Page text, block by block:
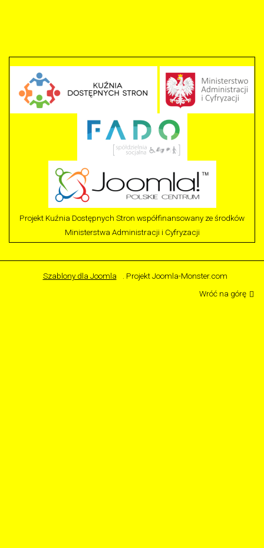
Projekt Kuźnia Dostępnych Stron współfinansowany ze środków
Ministerstwa Administracji i Cyfryzacji
Szablony dla Joomla
. Projekt Joomla-Monster.com
Wróć na górę